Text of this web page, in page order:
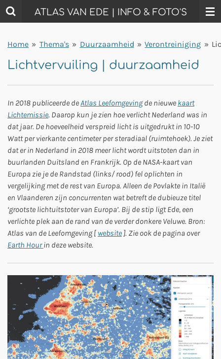
Ga
direct
de
ATLAS VAN EDE | INFO & FOTO'S
Home » Thema's » Duurzaamheid » Verontreiniging »
Lichtvervuiling | duurzaamheid
In 2018 publiceerde deAtlas Leefomgevingde nieuwe kaart
Lichtemissie. Daarop kun je zien hoe verlicht Nederland was in
dat jaar. De hoeveelheid verspreid licht is uitgedrukt in 10-10
Watt per vierkante centimeter per steradiaal (ruimtehoek). Je ziet
dat er in Nederland in 2018 meer licht wordt uitstoten dan in
buurlanden Duitsland en Frankrijk. Op de NASA-kaart van
Europa zie je de Randstad (links/ rood) fel oplichten in
vergelijking met de rest van Europa. Alleen de Povlakte in Italië
en Vlaanderen zijn concurrenten wat betreft de dubieuze titel
‘grootste lichtuitstoter van Europa’. Bij de stip ligt Ede, een
verlichte plek aan de rand van de verder donkere Veluwe. Bron:
Atlas van de Leefomgeving [ website ]. Zie ook de pagina over
Earth Hourin deze website.